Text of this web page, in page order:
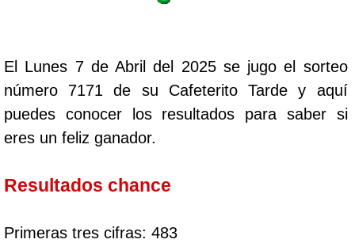
El Lunes 7 de Abril del 2025 se jugo el sorteo
número 7171 de su Cafeterito Tarde y aquí
puedes conocer los resultados para saber si
eres un feliz ganador.
Resultados chance
Primeras tres cifras: 483